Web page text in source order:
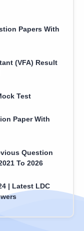
Papers With
(VFA) Result
Test
Paper With
Question
To 2026
| Latest LDC